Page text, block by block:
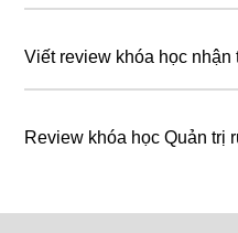
Viết review khóa học nhận
Review khóa học Quản trị